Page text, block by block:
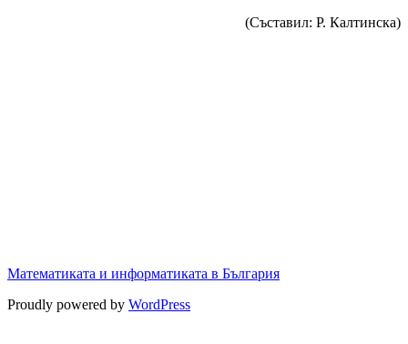
(Съставил: Р. Калтинска)
Математиката и информатиката в България
Proudly powered by WordPress